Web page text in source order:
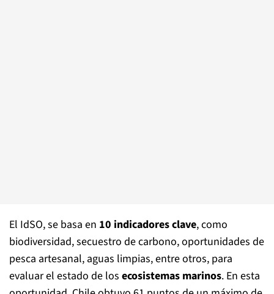
El IdSO, se basa en 10 indicadores clave, como
biodiversidad, secuestro de carbono, oportunidades de
pesca artesanal, aguas limpias, entre otros, para
evaluar el estado de los ecosistemas marinos. En esta